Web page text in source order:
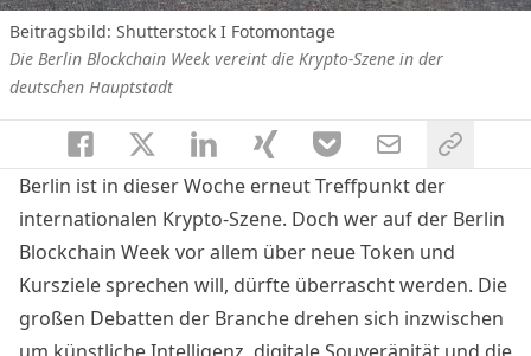
Beitragsbild: Shutterstock I Fotomontage
Die Berlin Blockchain Week vereint die Krypto-Szene in der
deutschen Hauptstadt
Berlin ist in dieser Woche erneut Treffpunkt der
internationalen Krypto-Szene. Doch wer auf der Berlin
Blockchain Week vor allem über neue Token und
Kursziele sprechen will, dürfte überrascht werden. Die
großen Debatten der Branche drehen sich inzwischen